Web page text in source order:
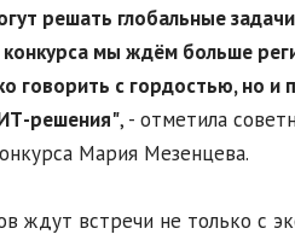
решать глобальные
мы ждём больше
говорить с гордостью, но и
решения", - отметила
Мария Мезенцева.
ждут встречи не только с